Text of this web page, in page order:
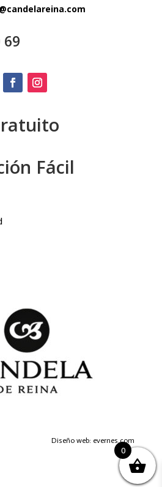
69
Fácil
Diseño web: evernes.com
0